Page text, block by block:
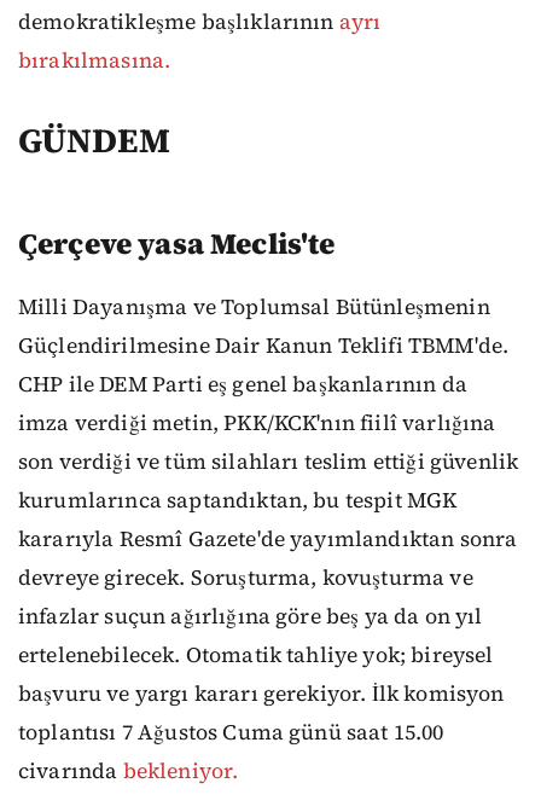
demokratikleşme başlıklarının ayrı
bırakılmasına.
GÜNDEM
Çerçeve yasa Meclis'te
Milli Dayanışma ve Toplumsal Bütünleşmenin
Güçlendirilmesine Dair Kanun Teklifi TBMM'de.
CHP ile DEM Parti eş genel başkanlarının da
imza verdiği metin, PKK/KCK'nın fiilî varlığına
son verdiği ve tüm silahları teslim ettiği güvenlik
kurumlarınca saptandıktan, bu tespit MGK
kararıyla Resmî Gazete'de yayımlandıktan sonra
devreye girecek. Soruşturma, kovuşturma ve
infazlar suçun ağırlığına göre beş ya da on yıl
ertelenebilecek. Otomatik tahliye yok; bireysel
başvuru ve yargı kararı gerekiyor. İlk komisyon
toplantısı 7 Ağustos Cuma günü saat 15.00
civarında bekleniyor.